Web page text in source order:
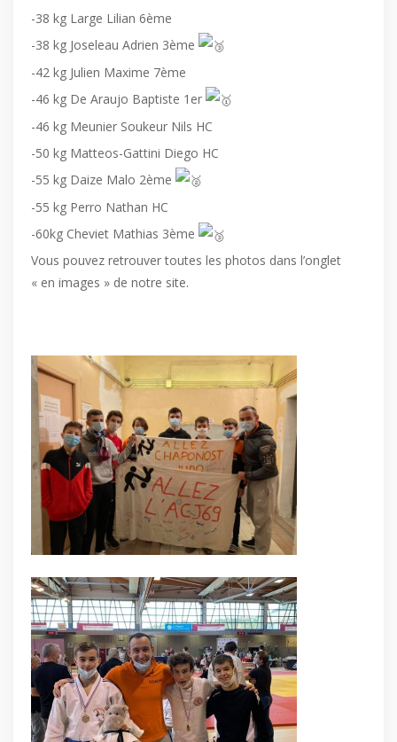
-38 kg Large Lilian 6ème
-38 kg Joseleau Adrien 3ème
-42 kg Julien Maxime 7ème
-46 kg De Araujo Baptiste 1er
-46 kg Meunier Soukeur Nils HC
-50 kg Matteos-Gattini Diego HC
-55 kg Daize Malo 2ème
-55 kg Perro Nathan HC
-60kg Cheviet Mathias 3ème
Vous pouvez retrouver toutes les photos dans l’onglet
« en images » de notre site.